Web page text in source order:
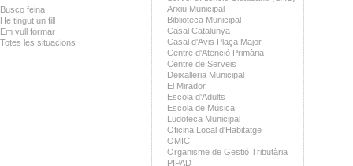
Busco feina
He tingut un fill
Em vull formar
Totes les situacions
Arxiu Municipal
Biblioteca Municipal
Casal Catalunya
Casal d'Avis Plaça Major
Centre d'Atenció Primària
Centre de Serveis
Deixalleria Municipal
El Mirador
Escola d'Adults
Escola de Música
Ludoteca Municipal
Oficina Local d'Habitatge
OMIC
Organisme de Gestió Tributària
PIPAD